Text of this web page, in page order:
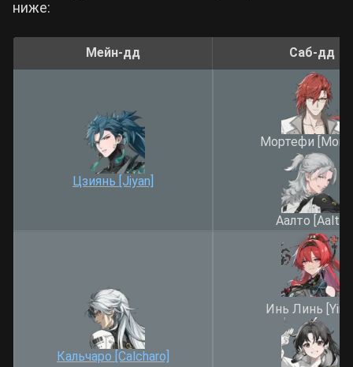
ниже:
Мейн-дд Саб-дд
Цзиянь [Jiyan]
Мортефи
Аалто [Aalto]
Кальчаро [Calcharo]
Инь Линь